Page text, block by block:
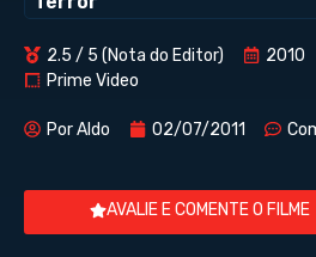
2.5 / 5 (Nota do Editor) 2010
Prime Video
PorAldo 02/07/2011
AVALIE E COMENTE O FILME